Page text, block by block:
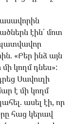
էին՝ մոտ
«Բեր ինձ այն
կողմ դնես»:
Սավուղի
է մի կողմ
ասել էի, որ
հաց կերավ